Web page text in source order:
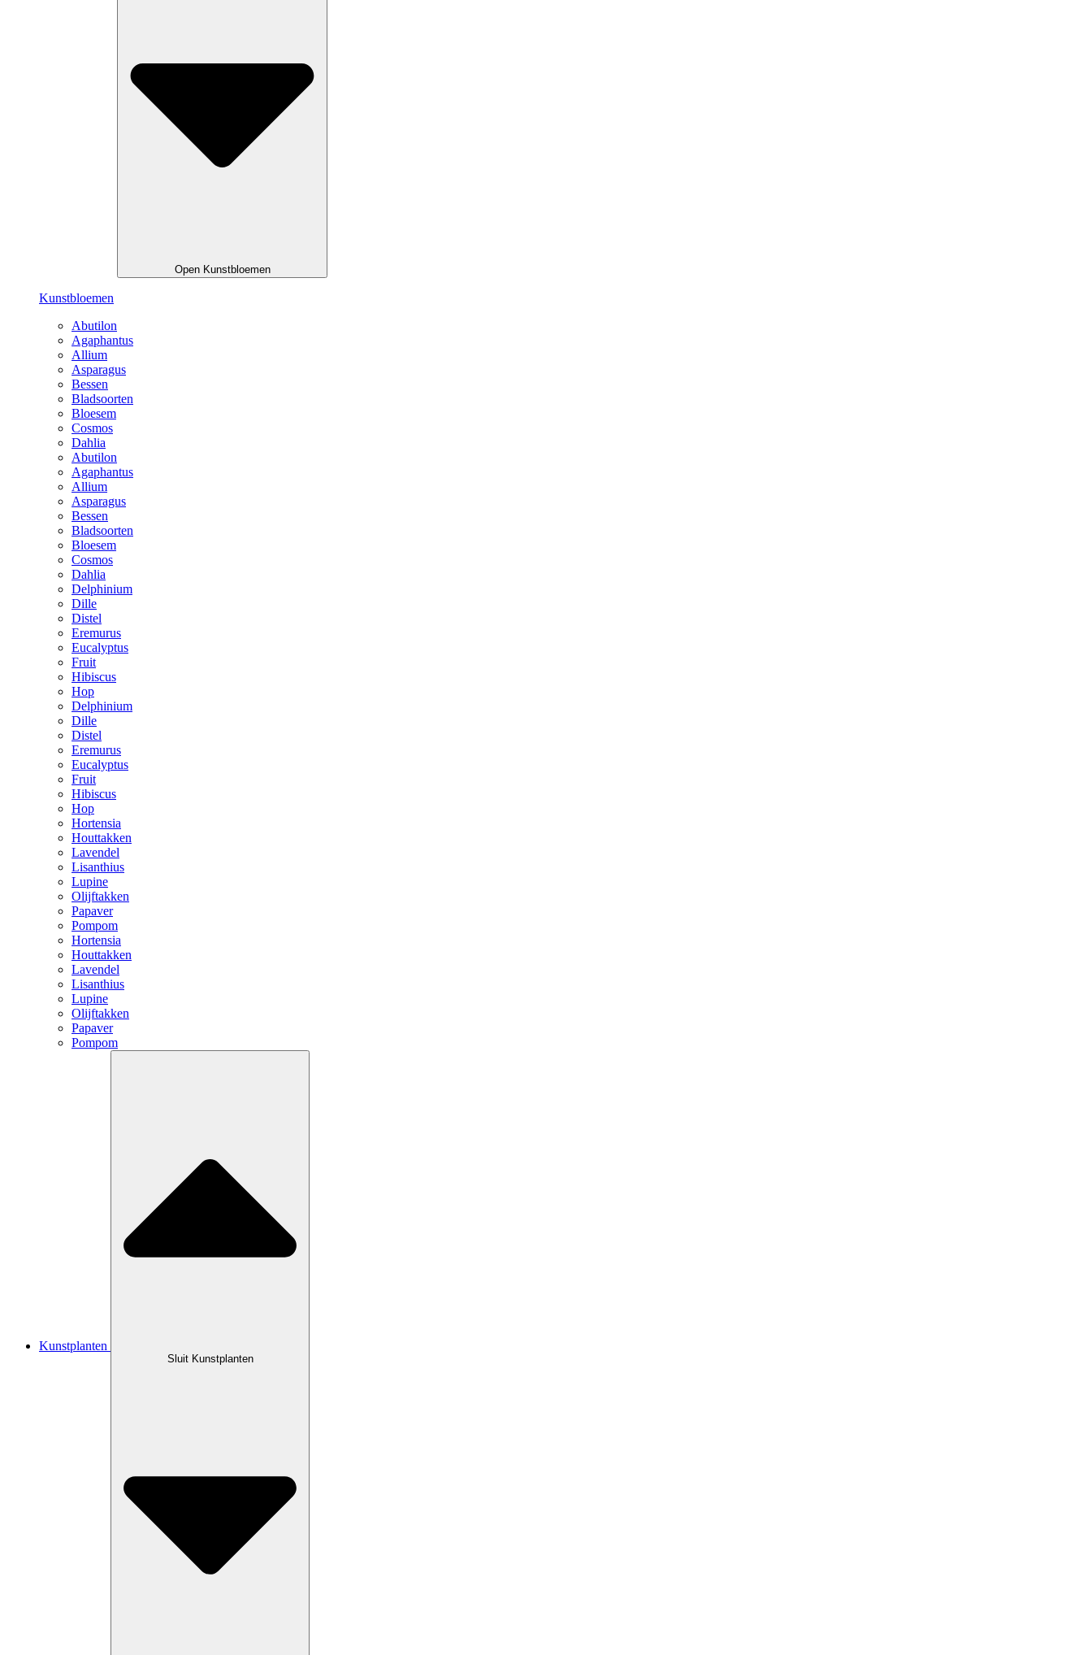
Open Kunstbloemen
Kunstbloemen
Abutilon
Agaphantus
Allium
Asparagus
Bessen
Bladsoorten
Bloesem
Cosmos
Dahlia
Abutilon
Agaphantus
Allium
Asparagus
Bessen
Bladsoorten
Bloesem
Cosmos
Dahlia
Delphinium
Dille
Distel
Eremurus
Eucalyptus
Fruit
Hibiscus
Hop
Delphinium
Dille
Distel
Eremurus
Eucalyptus
Fruit
Hibiscus
Hop
Hortensia
Houttakken
Lavendel
Lisanthius
Lupine
Olijftakken
Papaver
Pompom
Hortensia
Houttakken
Lavendel
Lisanthius
Lupine
Olijftakken
Papaver
Pompom
Kunstplanten
Sluit Kunstplanten